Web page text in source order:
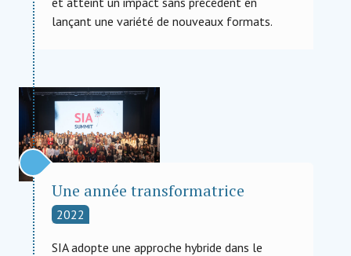
lançant une variété de nouveaux formats.
Une année transformatrice
2022
SIA adopte une approche hybride dans le